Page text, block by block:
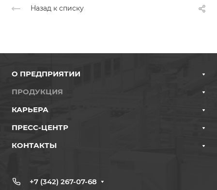
Назад к списку
О ПРЕДПРИЯТИИ
ПРОДУКЦИЯ
КАРЬЕРА
ПРЕСС-ЦЕНТР
КОНТАКТЫ
+7 (342) 267-07-68